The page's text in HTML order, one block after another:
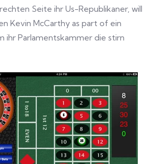
Seite ihr Us-Republikaner, will
Kevin McCarthy as part of ein
ihr Parlamentskammer die stirn